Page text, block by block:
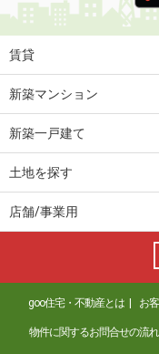
賃貸
新築マンション
新築一戸建て
土地を探す
店舗/事業用
goo住宅・不動産とは お
物件に関するお問合せの流れ